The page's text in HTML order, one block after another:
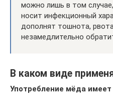
можно лишь в том
носит инфекционный
дополнят тошнота,
незамедлительно
В каком виде
Употребление мёда